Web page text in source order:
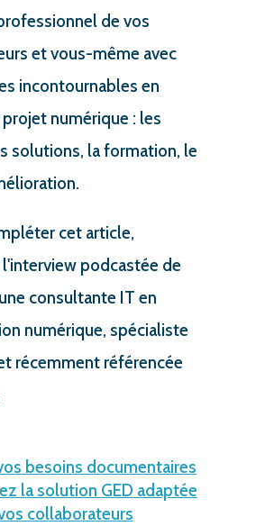
de vos
et vous-même avec
incontournables en
numérique : les
solutions, la formation, le
cet article,
podcastée de
consultante IT en
numérique, spécialiste
récemment référencée
besoins documentaires
la solution GED adaptée
collaborateurs